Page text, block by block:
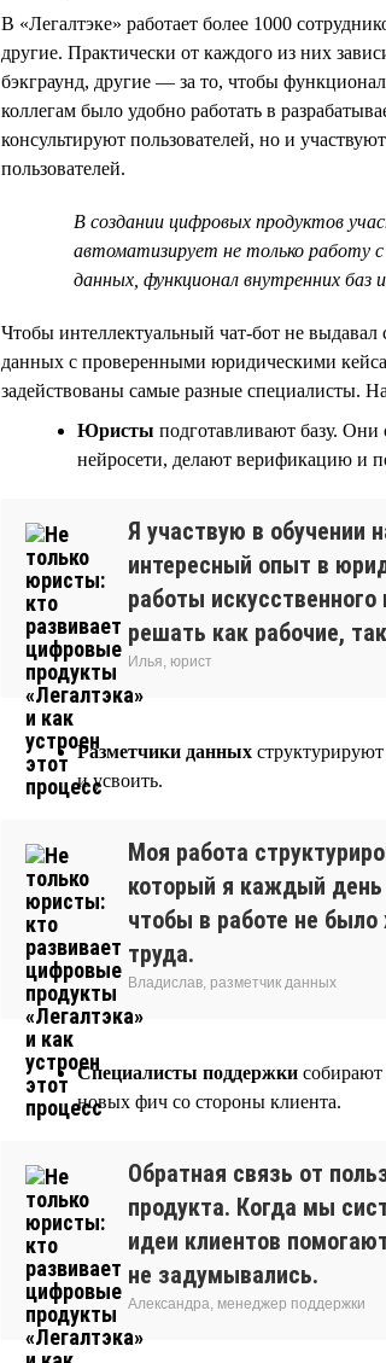
В «Легалтэке» работает более 1000
другие. Практически от каждого из них
бэкграунд, другие — за то, чтобы
коллегам было удобно работать в
консультируют пользователей, но и
пользователей.
В создании цифровых продуктов
автоматизирует не только работу
данных, функционал внутренних баз
Чтобы интеллектуальный чат-бот не выдавал
данных с проверенными юридическими
задействованы самые разные специалисты.
Юристы подготавливают базу. Они
нейросети, делают верификацию и
Я участвую в обучении
интересный опыт в
работы
решать как рабочие,
Илья, юрист
Разметчики данных
и усвоить.
Моя работа
который я каждый
чтобы в работе не
труда.
Владислав, разметчик данных
Специалисты поддержки собирают
новых фич со стороны клиента.
Обратная связь от
продукта. Когда мы
идеи клиентов
не задумывались.
Александра, менеджер поддержки